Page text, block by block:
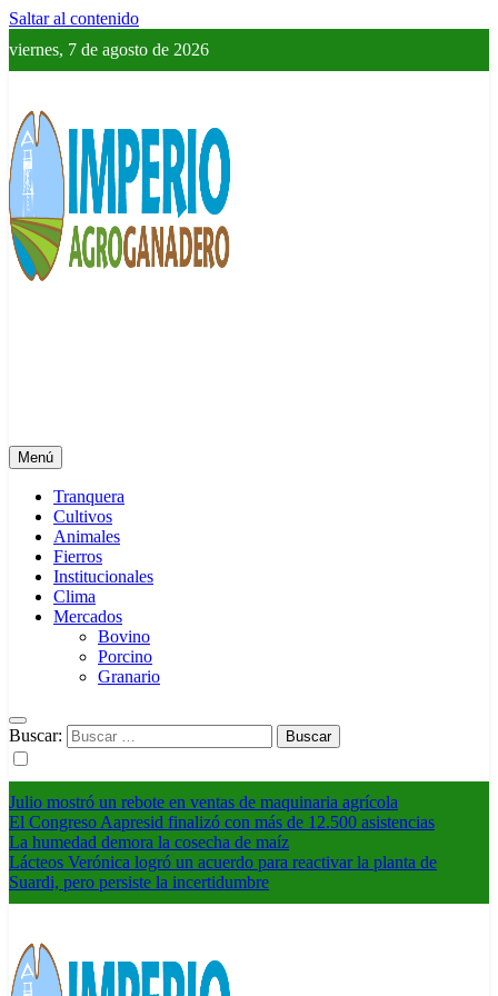
Saltar al contenido
viernes, 7 de agosto de 2026
Menú
Tranquera
Cultivos
Animales
Fierros
Institucionales
Clima
Mercados
Bovino
Porcino
Granario
Buscar:
Julio mostró un rebote en ventas de maquinaria agrícola
El Congreso Aapresid finalizó con más de 12.500 asistencias
La humedad demora la cosecha de maíz
Lácteos Verónica logró un acuerdo para reactivar la planta de
Suardi, pero persiste la incertidumbre